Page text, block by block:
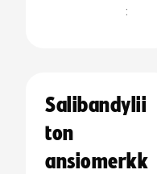
:
Salibandylii
ton
ansiomerkk